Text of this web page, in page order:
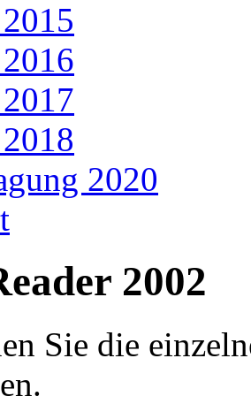
2020
2002
Sie die